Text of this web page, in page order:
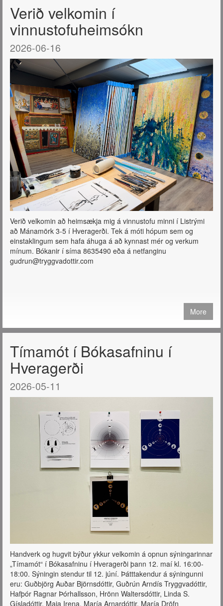
Verið velkomin í
vinnustofuheimsókn
2026-06-16
Verið velkomin að heimsækja mig á vinnustofu minni í Listrými
að Mánamörk 3-5 í Hveragerði. Tek á móti hópum sem og
einstaklingum sem hafa áhuga á að kynnast mér og verkum
mínum. Bókanir í síma 8635490 eða á netfanginu
gudrun@tryggvadottir.com
More
Tímamót í Bókasafninu í
Hveragerði
2026-05-11
Handverk og hugvit býður ykkur velkomin á opnun sýningarinnar
„Tímamót“ í Bókasafninu í Hveragerði þann 12. maí kl. 16:00-
18:00. Sýningin stendur til 12. júní. Þátttakendur á sýningunni
eru: Guðbjörg Auðar Björnsdóttir, Guðrún Arndís Tryggvadóttir,
Hafþór Ragnar Þórhallsson, Hrönn Waltersdóttir, Linda S.
Gísladóttir, Maia Irena, María Arnardóttir, María Dröfn